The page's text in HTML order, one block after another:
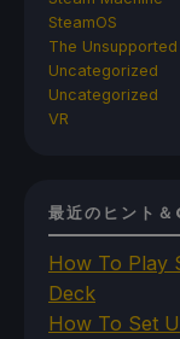
SteamOS
The
Uncategorized
Uncategorized
VR
最近のヒント
How To Play
Deck
How To Set